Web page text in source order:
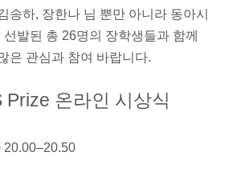
송하, 장한나 님 뿐만 아니라 동아시
발된 총 26명의 장학생들과 함께
은 관심과 참여 바랍니다.
Prize 온라인 시상식
20.00–20.50